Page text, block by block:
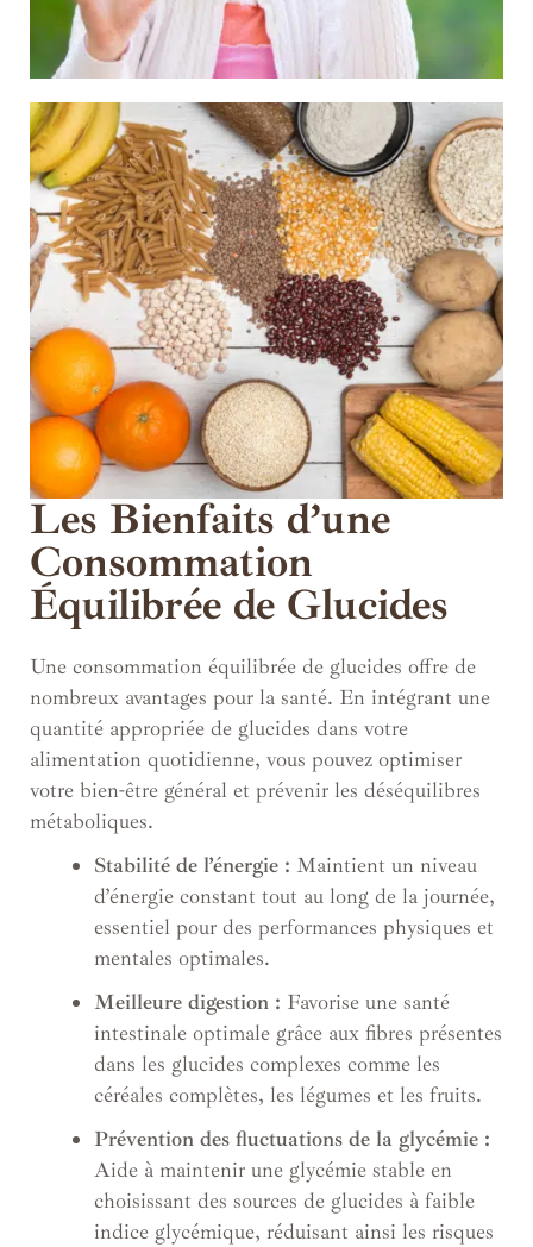
Les Bienfaits d’une
Consommation
Équilibrée de Glucides
Une consommation équilibrée de glucides offre de
nombreux avantages pour la santé. En intégrant une
quantité appropriée de glucides dans votre
alimentation quotidienne, vous pouvez optimiser
votre bien-être général et prévenir les déséquilibres
métaboliques.
Stabilité de l’énergie : Maintient un niveau
d’énergie constant tout au long de la journée,
essentiel pour des performances physiques et
mentales optimales.
Meilleure digestion : Favorise une santé
intestinale optimale grâce aux fibres présentes
dans les glucides complexes comme les
céréales complètes, les légumes et les fruits.
Prévention des fluctuations de la glycémie :
Aide à maintenir une glycémie stable en
choisissant des sources de glucides à faible
indice glycémique, réduisant ainsi les risques